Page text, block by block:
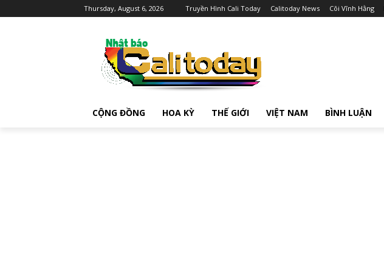
Thursday, August 6, 2026 Truyền Hình Cali Today Calitoday News Cõi Vĩnh Hằng
CỘNG ĐỒNG HOA KỲ THẾ GIỚI VIỆT NAM BÌNH LUẬN